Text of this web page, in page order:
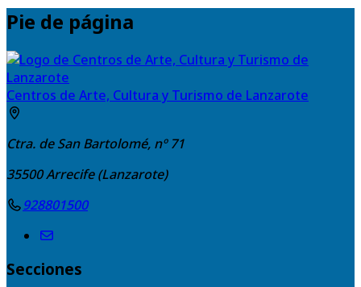
Pie de página
Centros de Arte, Cultura y Turismo de Lanzarote
Ctra. de San Bartolomé, nº 71
35500Arrecife (Lanzarote)
928801500
Secciones